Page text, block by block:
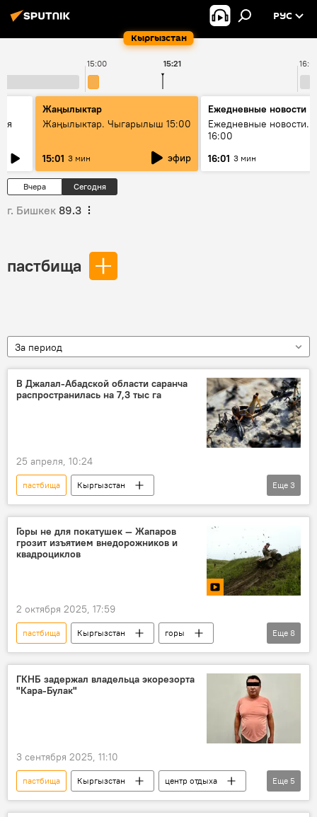
Кыргызстан
РУС
15:00 15:21
Жаңылыктар
Жаңылыктар. Чыгарылыш 15:00
15:01 3 мин эфир
Ежедневные новости
Ежедневные новости.
16:00
16:01 3 мин
Вчера Сегодня
г. Бишкек 89.3
пастбища
За период
В Джалал-Абадской области саранча
распространилась на 7,3 тыс га
25 апреля, 10:24
пастбища
Кыргызстан
Джалал-Абадская область
саранча
сельское хозяйство
Еще 3
Горы не для покатушек — Жапаров
грозит изъятием внедорожников и
квадроциклов
2 октября 2025, 17:59
пастбища Кыргызстан
горы
разрушение
штраф
конфискация
техника
квадроциклы
Садыр Жапаров
Еще 8
ГКНБ задержал владельца экорезорта
"Кара-Булак"
3 сентября 2025, 11:10
пастбища Кыргызстан
центр отдыха
владелец
строительство
Еще 5